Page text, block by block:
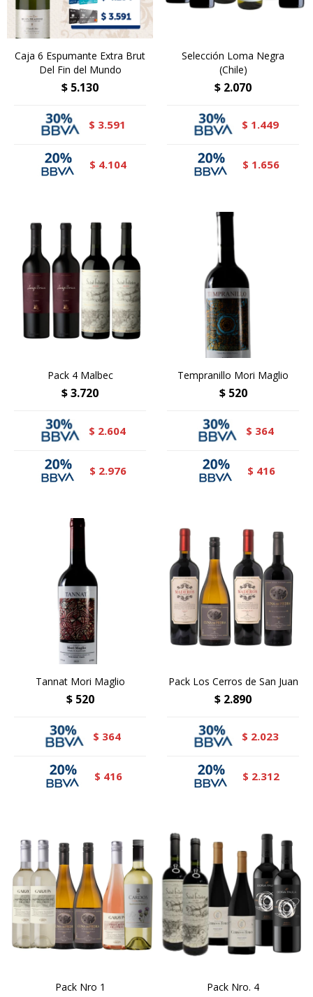
Caja 6 Espumante Extra Brut
Del Fin del Mundo
$ 5.130
$ 3.591
$ 4.104
Selección Loma Negra
(Chile)
$ 2.070
$ 1.449
$ 1.656
Pack 4 Malbec
$3.720
$ 2.604
$ 2.976
Tempranillo Mori Maglio
$ 520
$ 364
$ 416
Tannat Mori Maglio
$ 520
$ 364
$ 416
Pack Los Cerros de San Juan
$ 2.890
$ 2.023
$ 2.312
Pack Nro 1 Pack Nro. 4